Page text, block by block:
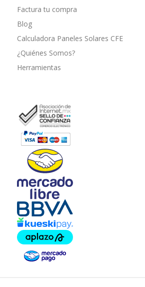
Factura tu compra
Blog
Calculadora Paneles Solares CFE
¿Quiénes Somos?
Herramientas